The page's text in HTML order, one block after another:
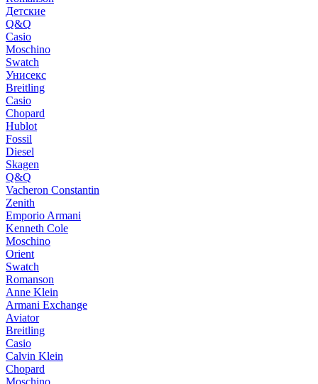
Детские
Q&Q
Casio
Moschino
Swatch
Унисекс
Breitling
Casio
Chopard
Hublot
Fossil
Diesel
Skagen
Q&Q
Vacheron Constantin
Zenith
Emporio Armani
Kenneth Cole
Moschino
Orient
Swatch
Romanson
Anne Klein
Armani Exchange
Aviator
Breitling
Casio
Calvin Klein
Chopard
Moschino